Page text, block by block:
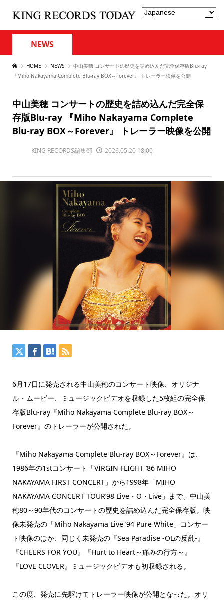
NEWS
HOME NEWS
中山美穂 コンサートの歴史を詰め込んだ完全保存版Blu-ray
『Miho Nakayama Complete Blu-ray BOX～Forever』 トレーラー映像を公開
中山美穂 コンサートの歴史を詰め込んだ完全保
存版Blu-ray 『Miho Nakayama Complete
Blu-ray BOX～Forever』 トレーラー映像を公開
KING RECORDS編集部 2026.05.20 18:00
6月17日に発売される中山美穂のコンサート映像、オリジナ
ル・ムービー、ミュージックビデオを収録した5枚組の完全保
存版Blu-ray『Miho Nakayama Complete Blu-ray BOX～
Forever』のトレーラーが公開された。
『Miho Nakayama Complete Blu-ray BOX～Forever』は、
1986年の1stコンサート「VIRGIN FLIGHT ’86 MIHO
NAKAYAMA FIRST CONCERT」から1998年「MIHO
NAKAYAMA CONCERT TOUR’98 Live・O・Live」まで、中山美
穂80～90年代のコンサートの歴史を詰め込んだ完全保存版。映
像未発売の「Miho Nakayama Live ’94 Pure White」コンサー
ト映像のほか、同じく未発売の『Sea Paradise -OLの反乱-』
『CHEERS FOR YOU』『Hurt to Heart～痛みの行方～』
『LOVE CLOVER』ミュージックビデオも初収録される。
この度、発売に先駆けてトレーラー映像が公開となった。オリ